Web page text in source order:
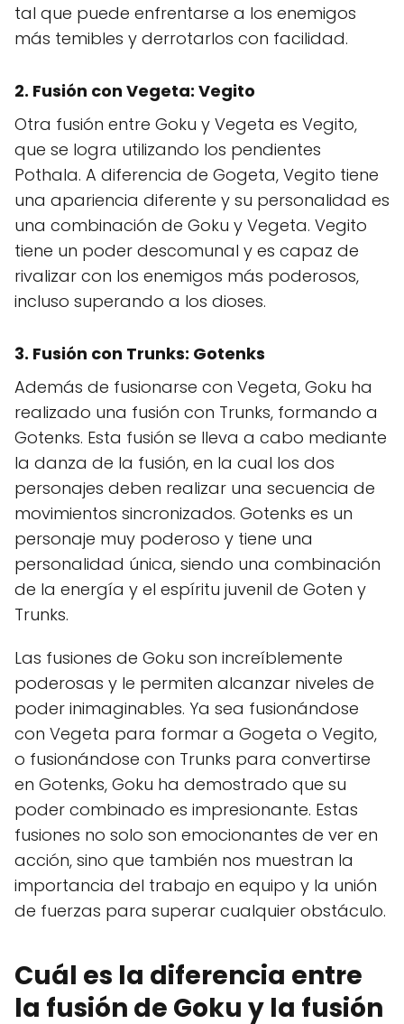
tal que puede enfrentarse a los enemigos
más temibles y derrotarlos con facilidad.
2. Fusión con Vegeta: Vegito
Otra fusión entre Goku y Vegeta es Vegito,
que se logra utilizando los pendientes
Pothala. A diferencia de Gogeta, Vegito tiene
una apariencia diferente y su personalidad es
una combinación de Goku y Vegeta. Vegito
tiene un poder descomunal y es capaz de
rivalizar con los enemigos más poderosos,
incluso superando a los dioses.
3. Fusión con Trunks: Gotenks
Además de fusionarse con Vegeta, Goku ha
realizado una fusión con Trunks, formando a
Gotenks. Esta fusión se lleva a cabo mediante
la danza de la fusión, en la cual los dos
personajes deben realizar una secuencia de
movimientos sincronizados. Gotenks es un
personaje muy poderoso y tiene una
personalidad única, siendo una combinación
de la energía y el espíritu juvenil de Goten y
Trunks.
Las fusiones de Goku son increíblemente
poderosas y le permiten alcanzar niveles de
poder inimaginables. Ya sea fusionándose
con Vegeta para formar a Gogeta o Vegito,
o fusionándose con Trunks para convertirse
en Gotenks, Goku ha demostrado que su
poder combinado es impresionante. Estas
fusiones no solo son emocionantes de ver en
acción, sino que también nos muestran la
importancia del trabajo en equipo y la unión
de fuerzas para superar cualquier obstáculo.
Cuál es la diferencia entre
la fusión de Goku y la fusión